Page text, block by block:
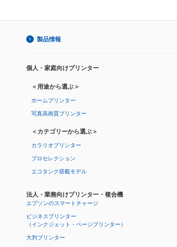
製品情報
個人・家庭向けプリンター
＜用途から選ぶ＞
ホームプリンター
写真高画質プリンター
＜カテゴリーから選ぶ＞
カラリオプリンター
プロセレクション
エコタンク搭載モデル
法人・業務向けプリンター・複合機
エプソンのスマートチャージ
ビジネスプリンター
（インクジェット・ページプリンター）
大判プリンター